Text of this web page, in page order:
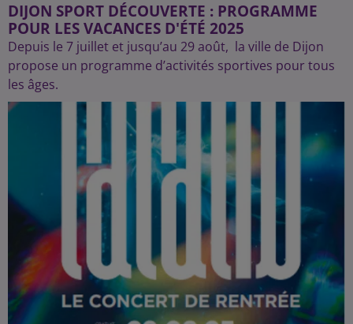
DIJON SPORT DÉCOUVERTE : PROGRAMME
POUR LES VACANCES D'ÉTÉ 2025
Depuis le 7 juillet et jusqu’au 29 août, la ville de Dijon
propose un programme d’activités sportives pour tous
les âges.